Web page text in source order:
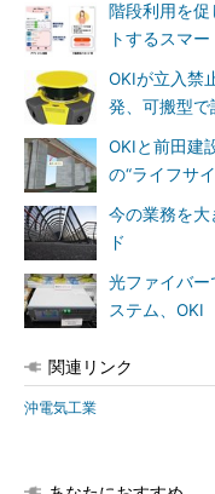
階段利用を
トするスマ
OKIが立入禁
発、可搬型で
OKIと前田建
の“ライフサ
今の業務を大
ド
光ファイバ
ステム、OKI
関連リンク
沖電気工業